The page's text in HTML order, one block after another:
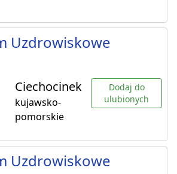
Uzdrowiskowe
Ciechocinek
kujawsko-
pomorskie
Dodaj do
ulubionych
Uzdrowiskowe